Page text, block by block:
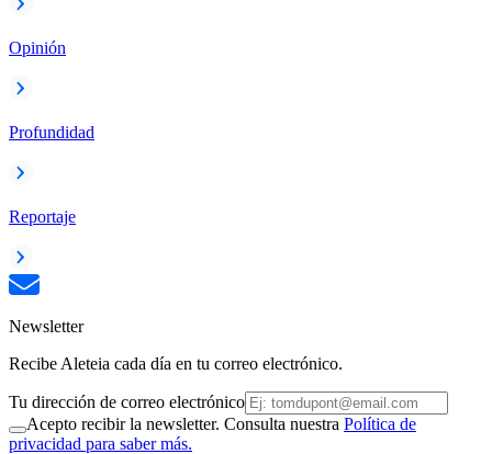
Opinión
Profundidad
Reportaje
Newsletter
Recibe Aleteia cada día en tu correo electrónico.
Tu dirección de correo electrónico
Acepto recibir la newsletter. Consulta nuestra Política de
privacidad para saber más.